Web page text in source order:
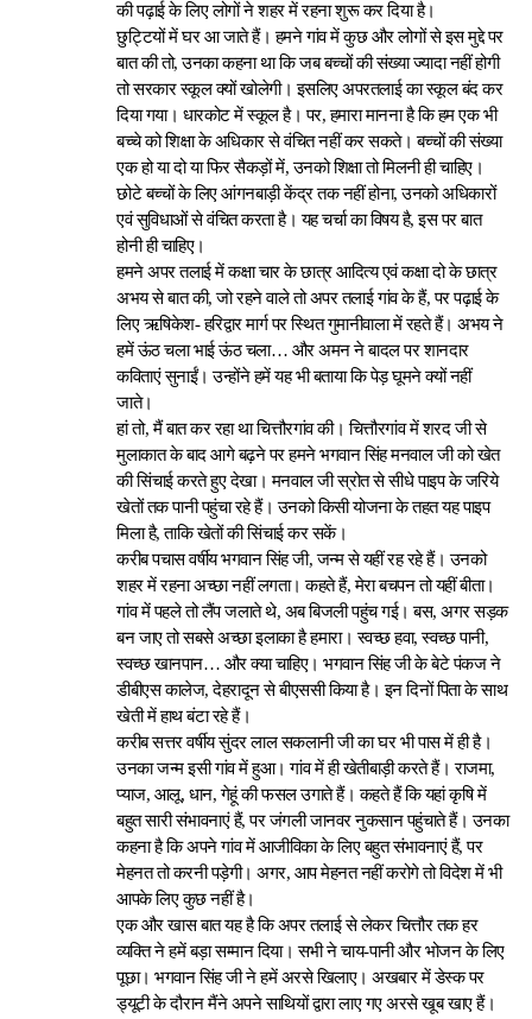
की पढ़ाई के लिए लोगों ने शहर में रहना शुरू कर दिया है।
छुट्टियों में घर आ जाते हैं। हमने गांव में कुछ और लोगों से इस मुद्दे पर
बात की तो, उनका कहना था कि जब बच्चों की संख्या ज्यादा नहीं होगी
तो सरकार स्कूल क्यों खोलेगी। इसलिए अपरतलाई का स्कूल बंद कर
दिया गया। धारकोट में स्कूल है। पर, हमारा मानना है कि हम एक भी
बच्चे को शिक्षा के अधिकार से वंचित नहीं कर सकते। बच्चों की संख्या
एक हो या दो या फिर सैकड़ों में, उनको शिक्षा तो मिलनी ही चाहिए।
छोटे बच्चों के लिए आंगनबाड़ी केंद्र तक नहीं होना, उनको अधिकारों
एवं सुविधाओं से वंचित करता है। यह चर्चा का विषय है, इस पर बात
होनी ही चाहिए।
हमने अपर तलाई में कक्षा चार के छात्र आदित्य एवं कक्षा दो के छात्र
अभय से बात की, जो रहने वाले तो अपर तलाई गांव के हैं, पर पढ़ाई के
लिए ऋषिकेश- हरिद्वार मार्ग पर स्थित गुमानीवाला में रहते हैं। अभय ने
हमें ऊंठ चला भाई ऊंठ चला… और अमन ने बादल पर शानदार
कविताएं सुनाईं। उन्होंने हमें यह भी बताया कि पेड़ घूमने क्यों नहीं
जाते।
हां तो, मैं बात कर रहा था चित्तौरगांव की। चित्तौरगांव में शरद जी से
मुलाकात के बाद आगे बढ़ने पर हमने भगवान सिंह मनवाल जी को खेत
की सिंचाई करते हुए देखा। मनवाल जी स्रोत से सीधे पाइप के जरिये
खेतों तक पानी पहुंचा रहे हैं। उनको किसी योजना के तहत यह पाइप
मिला है, ताकि खेतों की सिंचाई कर सकें।
करीब पचास वर्षीय भगवान सिंह जी, जन्म से यहीं रह रहे हैं। उनको
शहर में रहना अच्छा नहीं लगता। कहते हैं, मेरा बचपन तो यहीं बीता।
गांव में पहले तो लैंप जलाते थे, अब बिजली पहुंच गई। बस, अगर सड़क
बन जाए तो सबसे अच्छा इलाका है हमारा। स्वच्छ हवा, स्वच्छ पानी,
स्वच्छ खानपान… और क्या चाहिए। भगवान सिंह जी के बेटे पंकज ने
डीबीएस कालेज, देहरादून से बीएससी किया है। इन दिनों पिता के साथ
खेती में हाथ बंटा रहे हैं।
करीब सत्तर वर्षीय सुंदर लाल सकलानी जी का घर भी पास में ही है।
उनका जन्म इसी गांव में हुआ। गांव में ही खेतीबाड़ी करते हैं। राजमा,
प्याज, आलू, धान, गेहूं की फसल उगाते हैं। कहते हैं कि यहां कृषि में
बहुत सारी संभावनाएं हैं, पर जंगली जानवर नुकसान पहुंचाते हैं। उनका
कहना है कि अपने गांव में आजीविका के लिए बहुत संभावनाएं हैं, पर
मेहनत तो करनी पड़ेगी। अगर, आप मेहनत नहीं करोगे तो विदेश में भी
आपके लिए कुछ नहीं है।
एक और खास बात यह है कि अपर तलाई से लेकर चित्तौर तक हर
व्यक्ति ने हमें बड़ा सम्मान दिया। सभी ने चाय-पानी और भोजन के लिए
पूछा। भगवान सिंह जी ने हमें अरसे खिलाए। अखबार में डेस्क पर
ड्यूटी के दौरान मैंने अपने साथियों द्वारा लाए गए अरसे खूब खाए हैं।